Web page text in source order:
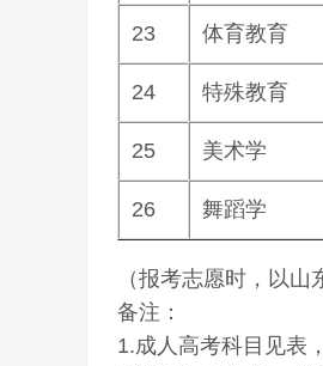
23 体育教育
24 特殊教育
25 美术学
26 舞蹈学
（报考志愿时，以山
备注：
1.成人高考科目见表